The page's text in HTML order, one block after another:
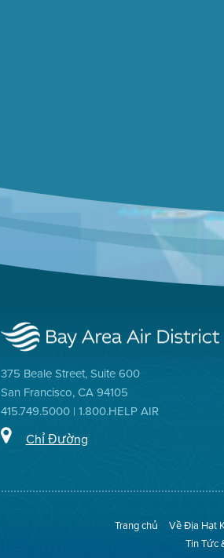
375 Beale Street, Suite 600
San Francisco, CA 94105
415.749.5000 | 1.800.HELP AIR
Chỉ Đường
Trang chủ
Về Địa Hạt
Tin Tức